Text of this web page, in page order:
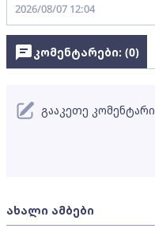
2026/08/07 12:04
ახალი ამბები
კომენტარები: (0)
გააკეთე კომენტარი